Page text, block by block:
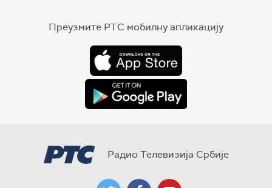
Преузмите РТС мобилну апликацију
Радио Телевизија Србије